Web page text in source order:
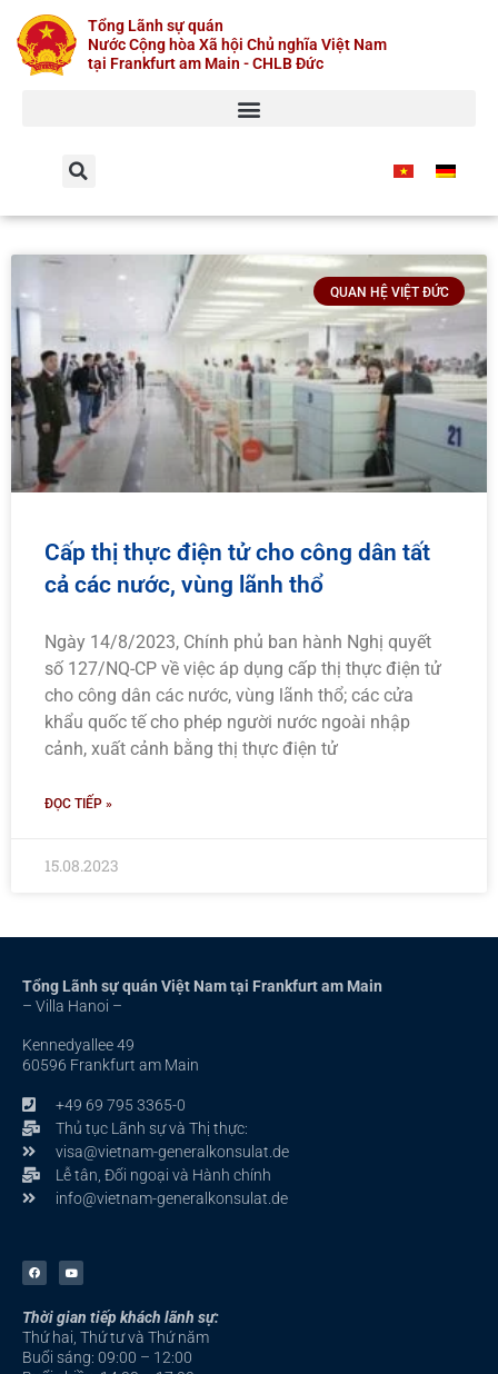
content
Tổng Lãnh sự quán
Nước Cộng hòa Xã hội Chủ nghĩa Việt Nam
tại Frankfurt am Main - CHLB Đức
QUAN HỆ VIỆT ĐỨC
Cấp thị thực điện tử cho công dân tất
cả các nước, vùng lãnh thổ
Ngày 14/8/2023, Chính phủ ban hành Nghị quyết
số 127/NQ-CP về việc áp dụng cấp thị thực điện tử
cho công dân các nước, vùng lãnh thổ; các cửa
khẩu quốc tế cho phép người nước ngoài nhập
cảnh, xuất cảnh bằng thị thực điện tử
ĐỌC TIẾP »
15.08.2023
Tổng Lãnh sự quán Việt Nam tại Frankfurt am Main
– Villa Hanoi –
Kennedyallee 49
60596 Frankfurt am Main
+49 69 795 3365-0
Thủ tục Lãnh sự và Thị thực:
visa@vietnam-generalkonsulat.de
Lễ tân, Đối ngoại và Hành chính
info@vietnam-generalkonsulat.de
F
a
c
b
o
o
k
-
f
Y
o
u
u
b
e
Thời gian tiếp khách lãnh sự:
Thứ hai, Thứ tư và Thứ năm
Buổi sáng: 09:00 – 12:00